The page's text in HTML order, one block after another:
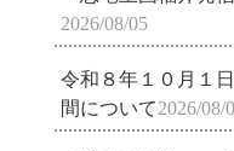
2026/08/05
令和８年１０月１
間について2026/08/